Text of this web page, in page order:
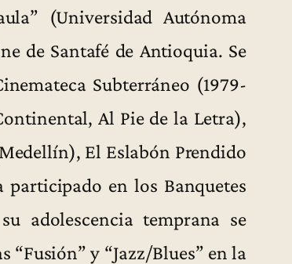
(Universidad Autónoma
de Santafé de Antioquia. Se
Subterráneo (1979-
Al Pie de la Letra),
El Eslabón Prendido
en los Banquetes
adolescencia temprana se
“Fusión” y “Jazz/Blues” en la